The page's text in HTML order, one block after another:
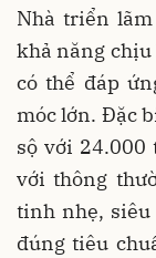
Nhà triển
khả năng
có thể đáp
móc lớn. Đặc
sộ với 24.000
với thông
tinh nhẹ, siêu
đúng tiêu